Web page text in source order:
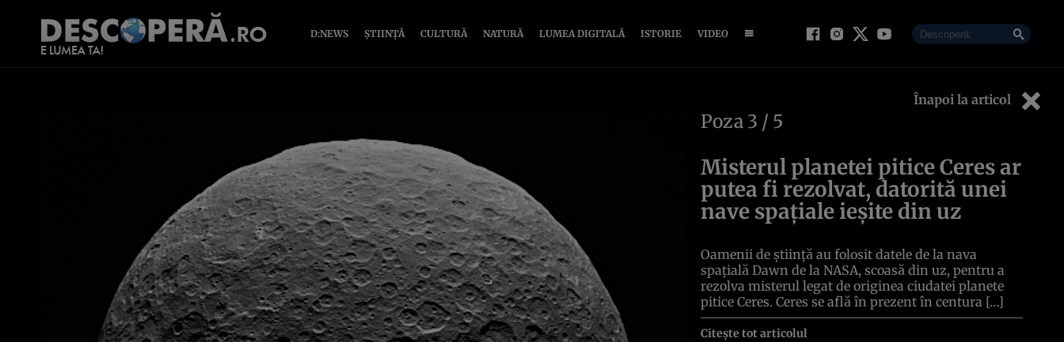
D:NEWS ȘTIINȚĂ CULTURĂ NATURĂ LUMEA DIGITALĂ ISTORIE VIDEO
Înapoi la articol
Poza 3 / 5
Misterul planetei pitice Ceres ar
putea fi rezolvat, datorită unei
nave spațiale ieșite din uz
Oamenii de știință au folosit datele de la nava
spațială Dawn de la NASA, scoasă din uz, pentru a
rezolva misterul legat de originea ciudatei planete
pitice Ceres. Ceres se află în prezent în centura […]
Citește tot articolul